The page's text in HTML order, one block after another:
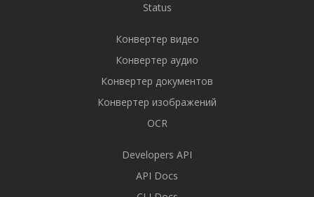
Status
Конвертер видео
Конвертер аудио
Конвертер документов
Конвертер изображений
OCR
Developers API
API Docs